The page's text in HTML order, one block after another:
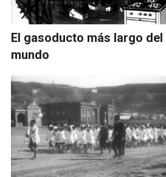
El gasoducto más largo del
mundo